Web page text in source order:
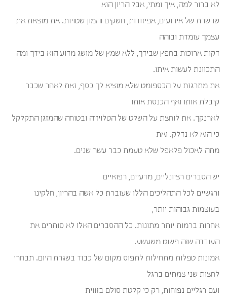
לא ברור למה, איך ומתי, אבל הריון הוא
שרשרת של אירועים, אפיזודות, חשקים והמון שטויות. את מוצאת את
עצמך עומדת ובוהה
דקות ארוכות בחפץ שבידך, ללא שמץ של מושג מדוע הוא בידך ומה
התכוונת לעשות איתו.
את מתרגזת על הכספומט שלא מוציא לך כסף, זאת לאחר שכבר
קיבלת אותו ואף הכנסת אותו
לארנקך. את לוחצת על השלט של הטלויזיה ובטוחה שהמזגן התקלקל
כי הוא לא נדלק. ואת
מתה לאכול פלאפל שלא טעמת כבר עשר שנים.
יש הסברים רציונליים, מדעיים, רפואיים
ורגשיים לכל התהליכים הללו שעוברת כל אשה בהריון, חלקינו
בעוצמות גבוהות יותר,
אחרות ברמות יותר מתונות. כל ההסברים האלו לא סותרים את
העובדה שזה פשוט משעשע.
אמונות טפלות מתחילות לתפוס מקום של כבוד בשגרת היום. תבחרי
לחצות שני צמתים ברגל
ועם רגליים נפוחות, רק כי קלטת סולם בזווית